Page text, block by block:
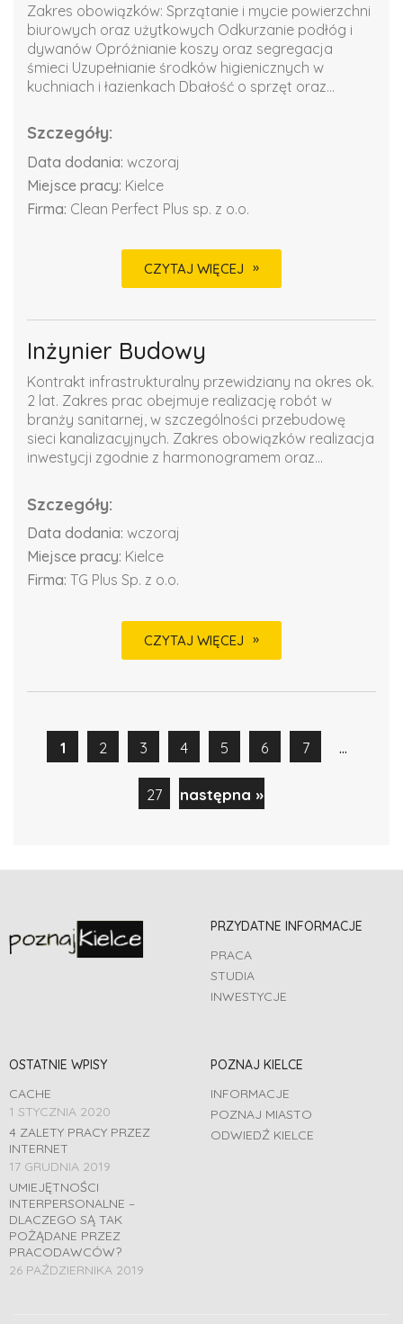
Zakres obowiązków: Sprzątanie i mycie powierzchni
biurowych oraz użytkowych Odkurzanie podłóg i
dywanów Opróżnianie koszy oraz segregacja
śmieci Uzupełnianie środków higienicznych w
kuchniach i łazienkach Dbałość o sprzęt oraz...
Szczegóły:
Data dodania: wczoraj
Miejsce pracy: Kielce
Firma: Clean Perfect Plus sp. z o.o.
CZYTAJ WIĘCEJ
Inżynier Budowy
Kontrakt infrastrukturalny przewidziany na okres ok.
2 lat. Zakres prac obejmuje realizację robót w
branży sanitarnej, w szczególności przebudowę
sieci kanalizacyjnych. Zakres obowiązków realizacja
inwestycji zgodnie z harmonogramem oraz...
Szczegóły:
Data dodania: wczoraj
Miejsce pracy: Kielce
Firma: TG Plus Sp. z o.o.
CZYTAJ WIĘCEJ
1 2 3 4 5 6 7 ...
27 następna »
PRZYDATNE INFORMACJE
PRACA
STUDIA
INWESTYCJE
OSTATNIE WPISY
CACHE
1 STYCZNIA 2020
4 ZALETY PRACY PRZEZ
INTERNET
17 GRUDNIA 2019
UMIEJĘTNOŚCI
INTERPERSONALNE –
DLACZEGO SĄ TAK
POŻĄDANE PRZEZ
PRACODAWCÓW?
26 PAŹDZIERNIKA 2019
POZNAJ KIELCE
INFORMACJE
POZNAJ MIASTO
ODWIEDŹ KIELCE